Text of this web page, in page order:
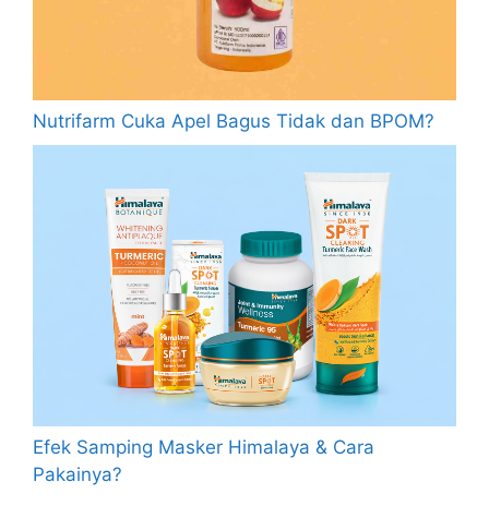
Nutrifarm Cuka Apel Bagus Tidak dan BPOM?
Efek Samping Masker Himalaya & Cara
Pakainya?